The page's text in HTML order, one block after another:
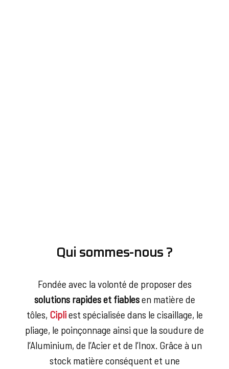
Qui sommes-nous ?
Fondée avec la volonté de proposer des
solutions rapides et fiablesen matière de
tôles, Cipliest spécialisée dans le cisaillage, le
pliage, le poinçonnage ainsi que la soudure de
l’Aluminium, de l’Acier et de l’Inox. Grâce à un
stock matière conséquent et une